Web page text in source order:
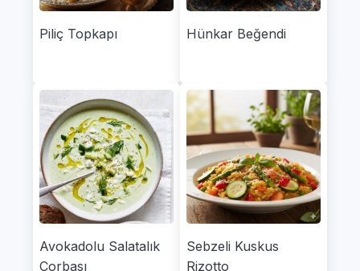
Piliç Topkapı Hünkar Beğendi
Avokadolu Salatalık
Çorbası
Sebzeli Kuskus
Rizotto